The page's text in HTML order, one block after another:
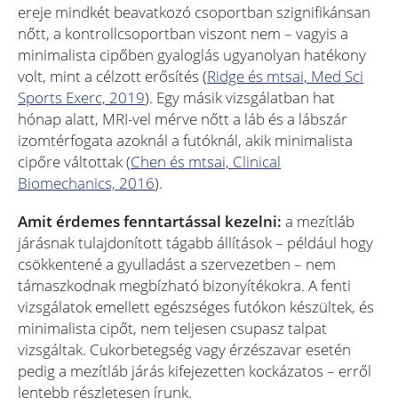
ereje mindkét beavatkozó csoportban szignifikánsan
nőtt, a kontrollcsoportban viszont nem – vagyis a
minimalista cipőben gyaloglás ugyanolyan hatékony
volt, mint a célzott erősítés (Ridge és mtsai, Med Sci
Sports Exerc, 2019). Egy másik vizsgálatban hat
hónap alatt, MRI-vel mérve nőtt a láb és a lábszár
izomtérfogata azoknál a futóknál, akik minimalista
cipőre váltottak (Chen és mtsai, Clinical
Biomechanics, 2016).
Amit érdemes fenntartással kezelni: a mezítláb
járásnak tulajdonított tágabb állítások – például hogy
csökkentené a gyulladást a szervezetben – nem
támaszkodnak megbízható bizonyítékokra. A fenti
vizsgálatok emellett egészséges futókon készültek, és
minimalista cipőt, nem teljesen csupasz talpat
vizsgáltak. Cukorbetegség vagy érzészavar esetén
pedig a mezítláb járás kifejezetten kockázatos – erről
lentebb részletesen írunk.